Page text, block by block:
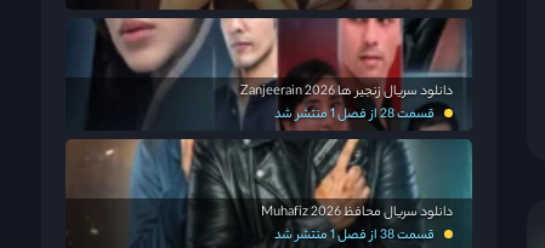
دانلود سریال زنجیر ها Zanjeerain 2026
قسمت 28 از فصل 1 منتشر شد
دانلود سریال محافظ Muhafiz 2026
قسمت 38 از فصل 1 منتشر شد